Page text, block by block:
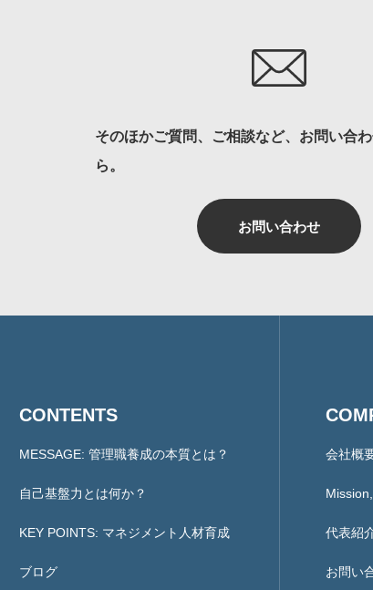
2E Consulting の人材育成について
お問い合わせ
そのほかご質問、ご相談など、お問い合
ら。
CONTENTS
MESSAGE: 管理職養成の本質とは？
自己基盤力とは何か？
KEY POINTS: マネジメント人材育成
ブログ
会社概
代表紹
お問い